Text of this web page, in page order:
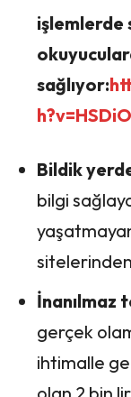
işlemlerde
sağlıyor:
h?
Bildik
bilgi
sitelerinden
İnanılmaz
gerçek
ihtimalle